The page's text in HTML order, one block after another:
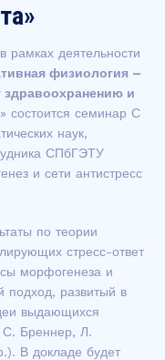
деятельности
физиология –
здравоохранению и
» состоится семинар С
наук,
СПбГЭТУ
и сети антистресс
по теории
стресс-ответ
морфогенеза и
подход, развитый в
выдающихся
С. Бреннер, Л.
В докладе будет